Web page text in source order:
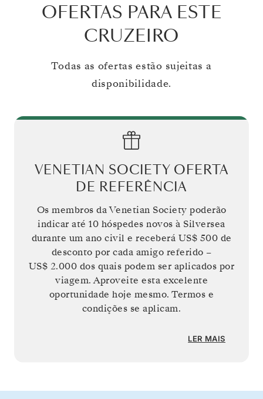
OFERTAS PARA ESTE
CRUZEIRO
Todas as ofertas estão sujeitas a
disponibilidade.
VENETIAN SOCIETY OFERTA
DE REFERÊNCIA
Os membros da Venetian Society poderão
indicar até 10 hóspedes novos à Silversea
durante um ano civil e receberá US$ 500 de
desconto por cada amigo referido –
US$ 2.000 dos quais podem ser aplicados por
viagem. Aproveite esta excelente
oportunidade hoje mesmo. Termos e
condições se aplicam.
LER MAIS